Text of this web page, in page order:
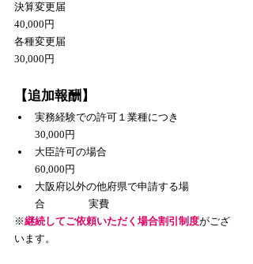
決算変更届
40,000円
各種変更届
30,000円
【追加報酬】
実務経験での許可１業種につき
30,000円
大臣許可の場合
60,000円
大阪府以外の他府県で申請する場
合　　　　 実費
​※継続してご依頼いただく場合割引制度がござ
います。